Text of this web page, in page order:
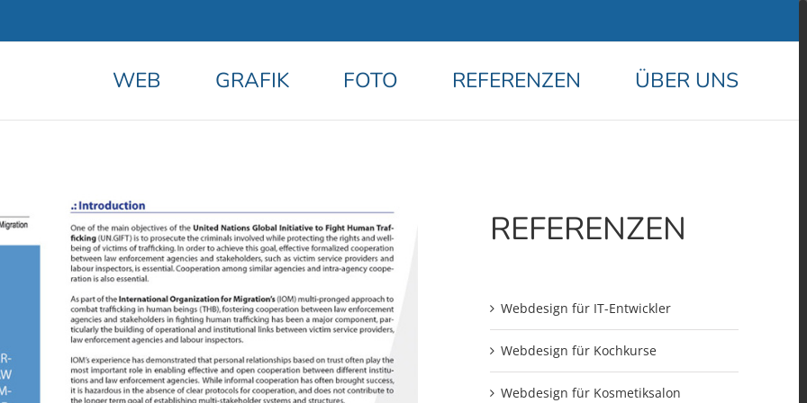
WEB GRAFIK FOTO REFERENZEN ÜBER UNS
REFERENZEN
Webdesign für IT-Entwickler
Webdesign für Kochkurse
Webdesign für Kosmetiksalon